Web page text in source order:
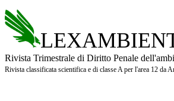
Rivista Trimestrale di Diritto Penale
Rivista classificata scientifica e di classe A per l'area 12 da